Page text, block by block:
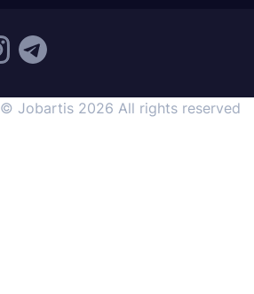
© Jobartis 2026 All rights reserved